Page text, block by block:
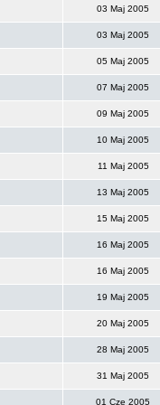
03 Maj 2005
03 Maj 2005
05 Maj 2005
07 Maj 2005
09 Maj 2005
10 Maj 2005
11 Maj 2005
13 Maj 2005
15 Maj 2005
16 Maj 2005
16 Maj 2005
19 Maj 2005
20 Maj 2005
28 Maj 2005
31 Maj 2005
01 Cze 2005